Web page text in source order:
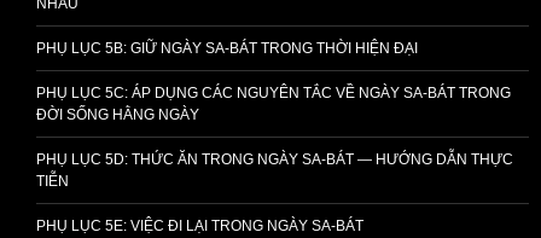
PHỤ LỤC 5B: GIỮ NGÀY SA-BÁT TRONG THỜI HIỆN ĐẠI
PHỤ LỤC 5C: ÁP DỤNG CÁC NGUYÊN TẮC VỀ NGÀY SA-BÁT TRONG
ĐỜI SỐNG HẰNG NGÀY
PHỤ LỤC 5D: THỨC ĂN TRONG NGÀY SA-BÁT — HƯỚNG DẪN THỰC
TIỄN
PHỤ LỤC 5E: VIỆC ĐI LẠI TRONG NGÀY SA-BÁT